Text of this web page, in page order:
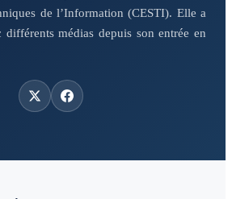
de l’Information (CESTI). Elle a
médias depuis son entrée en